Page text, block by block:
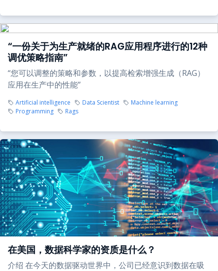
“一份关于为生产就绪的RAG应用程序进行的12种
调优策略指南”
“您可以调整的策略和参数，以提高检索增强生成（RAG）
应用在生产中的性能”
Artificial intelligence Data Scientist
Machine learning
Programming
Rags
在美国，数据科学家的资质是什么？
介绍 在今天的数据驱动世界中，公司已经意识到数据在吸